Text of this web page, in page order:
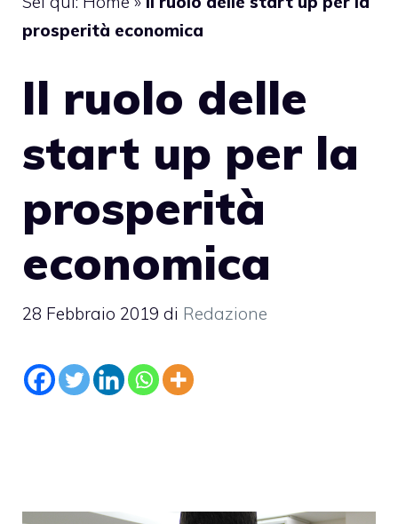
prosperità economica
Il ruolo delle
start up per la
prosperità
economica
28 Febbraio 2019 di Redazione